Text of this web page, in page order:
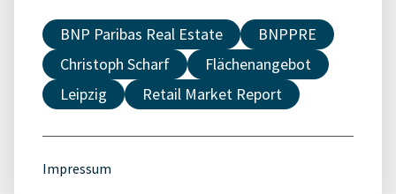
BNP Paribas Real Estate
BNPPRE
Christoph Scharf
Flächenangebot
Leipzig
Retail Market Report
Impressum